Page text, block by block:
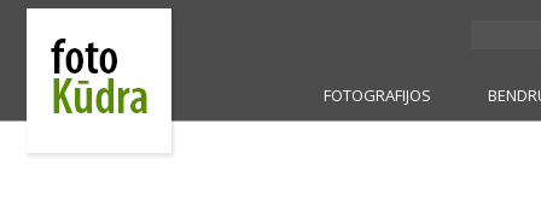
FOTOGRAFIJOS